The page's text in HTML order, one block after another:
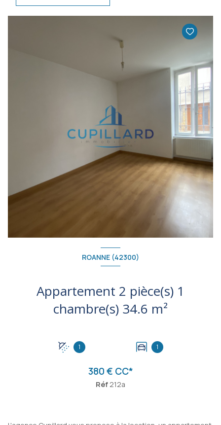
ROANNE (42300)
Appartement 2 pièce(s) 1
chambre(s) 34.6 m²
1 1
380 € CC*
Réf 212a